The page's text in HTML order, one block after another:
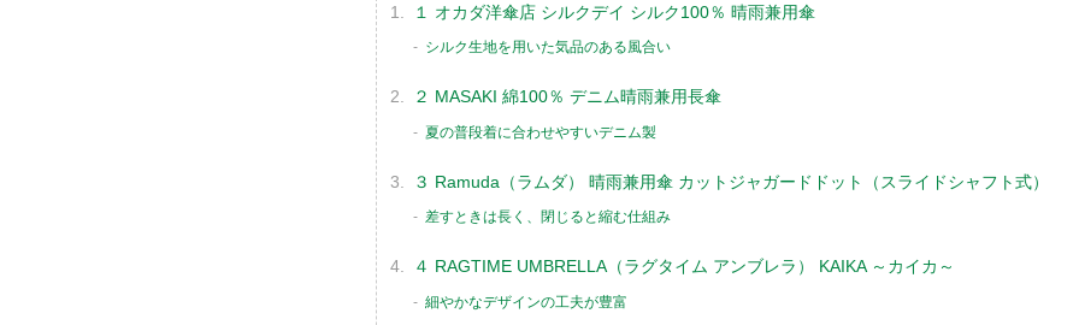
１ オカダ洋傘店 シルクデイ シルク100％ 晴雨兼用傘
シルク生地を用いた気品のある風合い
２ MASAKI 綿100％ デニム晴雨兼用長傘
夏の普段着に合わせやすいデニム製
３ Ramuda（ラムダ） 晴雨兼用傘 カットジャガードドット（スライドシャフト式）
差すときは長く、閉じると縮む仕組み
４ RAGTIME UMBRELLA（ラグタイム アンブレラ） KAIKA ～カイカ～
細やかなデザインの工夫が豊富